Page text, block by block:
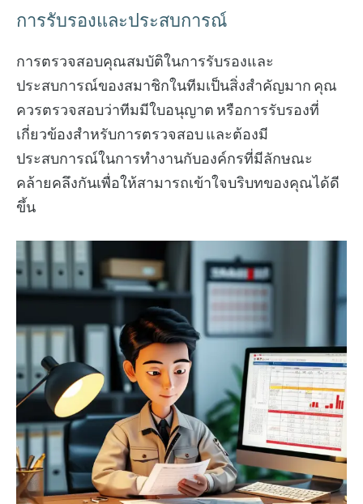
การรับรองและประสบการณ์
การตรวจสอบคุณสมบัติในการรับรองและ
ประสบการณ์ของสมาชิกในทีมเป็นสิ่งสำคัญมาก คุณ
ควรตรวจสอบว่าทีมมีใบอนุญาต หรือการรับรองที่
เกี่ยวข้องสำหรับการตรวจสอบ และต้องมี
ประสบการณ์ในการทำงานกับองค์กรที่มีลักษณะ
คล้ายคลึงกันเพื่อให้สามารถเข้าใจบริบทของคุณได้ดี
ขึ้น